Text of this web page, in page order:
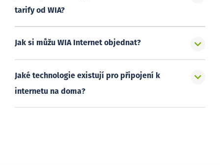
tarify od WIA?
Jak si můžu WIA Internet objednat?
Jaké technologie existují pro připojení k
internetu na doma?